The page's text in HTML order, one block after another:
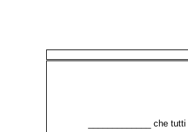
_____________ che